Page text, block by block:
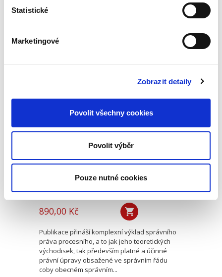
Statistické
Marketingové
Zobrazit detaily
Povolit všechny cookies
Povolit výběr
Pouze nutné cookies
450,00 Kč
hmotného svým obsahem, strukturou a
zpracováním navazuje na texty učebnic obecné
vztahy vykládaných pojmů do...
Správní právo
procesní
Kateřina Frumarová,Tomáš Grygar,Olga Pouperová ,Martin
890,00 Kč
Publikace přináší komplexní výklad správního
práva procesního, a to jak jeho teoretických
východisek, tak především platné a účinné
právní úpravy obsažené ve správním řádu
coby obecném správním...